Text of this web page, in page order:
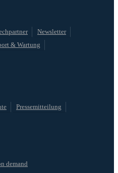
Newsletter
& Wartung
Pressemitteilung
demand